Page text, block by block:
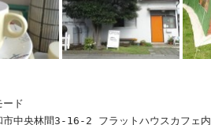
ード
市中央林間3-16-2 フラットハウスカフェ内